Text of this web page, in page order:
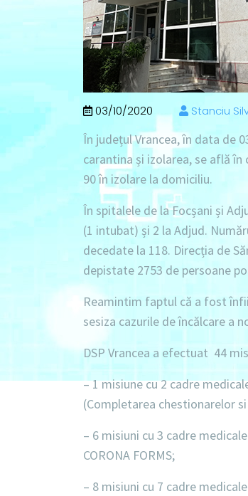
03/10/2020 Stanciu
În județul Vrancea, în data de
carantina și izolarea, se află
90 în izolare la domiciliu.
În spitalele de la Focșani și
(1 intubat) și 2 la Adjud.
decedate la 118. Direcția de
depistate 2753 de persoane
Reamintim faptul că a fost
sesiza cazurile de încălcare a
DSP Vrancea a efectuat 44
– 1 misiune cu 2 cadre
(Completarea chestionarelor
– 6 misiuni cu 3 cadre
CORONA FORMS;
– 8 misiuni cu 7 cadre